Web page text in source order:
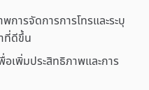
ารจัดการการโทรและระบุ
ที่ดีขึ้น
เพิ่มประสิทธิภาพและการ